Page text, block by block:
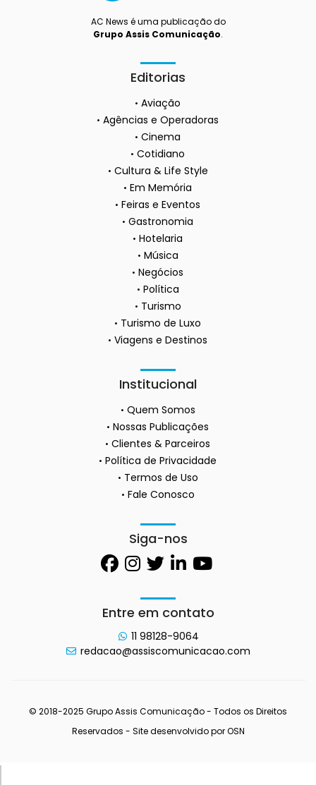
AC News é uma publicação do
Grupo Assis Comunicação.
Editorias
Aviação
Agências e Operadoras
Cinema
Cotidiano
Cultura & Life Style
Em Memória
Feiras e Eventos
Gastronomia
Hotelaria
Música
Negócios
Política
Turismo
Turismo de Luxo
Viagens e Destinos
Institucional
Quem Somos
Nossas Publicações
Clientes & Parceiros
Política de Privacidade
Termos de Uso
Fale Conosco
Siga-nos
Entre em contato
11 98128-9064
redacao@assiscomunicacao.com
© 2018-2025 Grupo Assis Comunicação - Todos os Direitos
Reservados - Site desenvolvido porOSN